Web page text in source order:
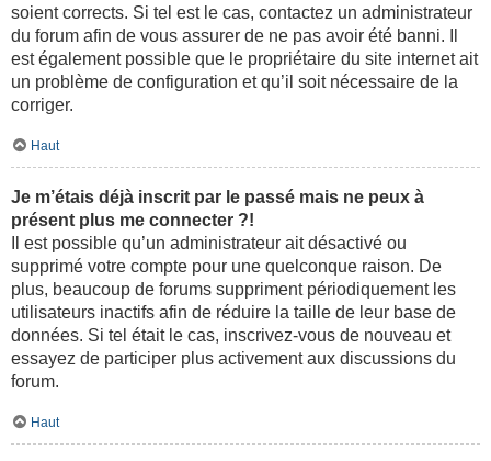
soient corrects. Si tel est le cas, contactez un administrateur
du forum afin de vous assurer de ne pas avoir été banni. Il
est également possible que le propriétaire du site internet ait
un problème de configuration et qu’il soit nécessaire de la
corriger.
Haut
Je m’étais déjà inscrit par le passé mais ne peux à
présent plus me connecter ?!
Il est possible qu’un administrateur ait désactivé ou
supprimé votre compte pour une quelconque raison. De
plus, beaucoup de forums suppriment périodiquement les
utilisateurs inactifs afin de réduire la taille de leur base de
données. Si tel était le cas, inscrivez-vous de nouveau et
essayez de participer plus activement aux discussions du
forum.
Haut